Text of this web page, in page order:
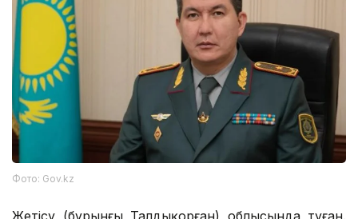
Фото: Gov.kz
Жетісу (бұрынғы Талдықорған) облысында туған.